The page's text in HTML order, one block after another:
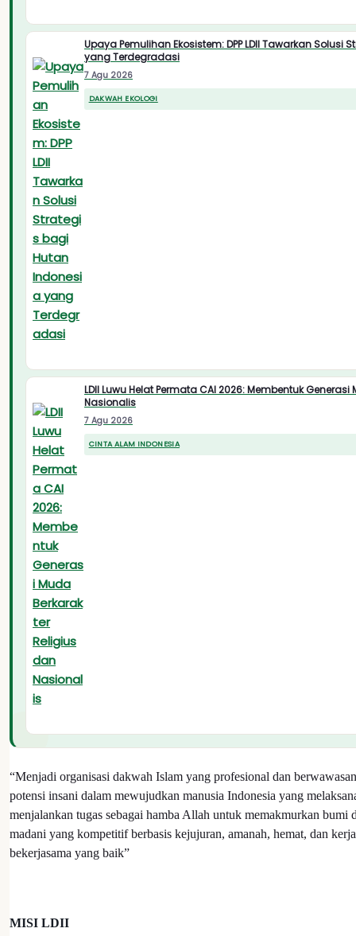
Upaya Pemulihan Ekosistem: DPP LDII Tawarkan
yang Terdegradasi
7 Agu 2026
DAKWAH EKOLOGI
LDII Luwu Helat Permata CAI 2026: Membentuk
Nasionalis
7 Agu 2026
CINTA ALAM INDONESIA
“Menjadi organisasi dakwah Islam yang profesional dan
potensi insani dalam mewujudkan manusia Indonesia yang
menjalankan tugas sebagai hamba Allah untuk memakmurkan bumi
madani yang kompetitif berbasis kejujuran, amanah, hemat, dan
bekerjasama yang baik”
MISI LDII